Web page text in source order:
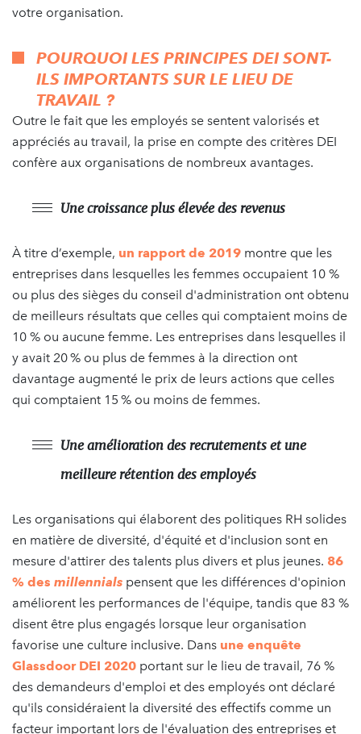
votre organisation.
POURQUOI LES PRINCIPES DEI SONT-
ILS IMPORTANTS SUR LE LIEU DE
TRAVAIL ?
Outre le fait que les employés se sentent valorisés et
appréciés au travail, la prise en compte des critères DEI
confère aux organisations de nombreux avantages.
Une croissance plus élevée des revenus
À titre d’exemple, un rapport de 2019 montre que les
entreprises dans lesquelles les femmes occupaient 10 %
ou plus des sièges du conseil d'administration ont obtenu
de meilleurs résultats que celles qui comptaient moins de
10 % ou aucune femme. Les entreprises dans lesquelles il
y avait 20 % ou plus de femmes à la direction ont
davantage augmenté le prix de leurs actions que celles
qui comptaient 15 % ou moins de femmes.
Une amélioration des recrutements et une
meilleure rétention des employés
Les organisations qui élaborent des politiques RH solides
en matière de diversité, d'équité et d'inclusion sont en
mesure d'attirer des talents plus divers et plus jeunes. 86
% des millennials pensent que les différences d'opinion
améliorent les performances de l'équipe, tandis que 83 %
disent être plus engagés lorsque leur organisation
favorise une culture inclusive. Dans une enquête
Glassdoor DEI 2020 portant sur le lieu de travail, 76 %
des demandeurs d'emploi et des employés ont déclaré
qu'ils considéraient la diversité des effectifs comme un
facteur important lors de l'évaluation des entreprises et